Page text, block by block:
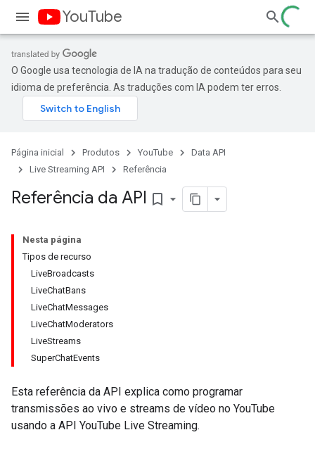
YouTube
O Google usa tecnologia de IA na tradução de conteúdos para seu
idioma de preferência. As traduções com IA podem ter erros.
Página inicial Produtos YouTube
Data API
Live Streaming API
Referência
Referência da API bookmark_border
Nesta página
Tipos de recurso
LiveBroadcasts
LiveChatBans
LiveChatMessages
LiveChatModerators
LiveStreams
SuperChatEvents
Esta referência da API explica como programar
transmissões ao vivo e streams de vídeo no YouTube
usando a API YouTube Live Streaming.